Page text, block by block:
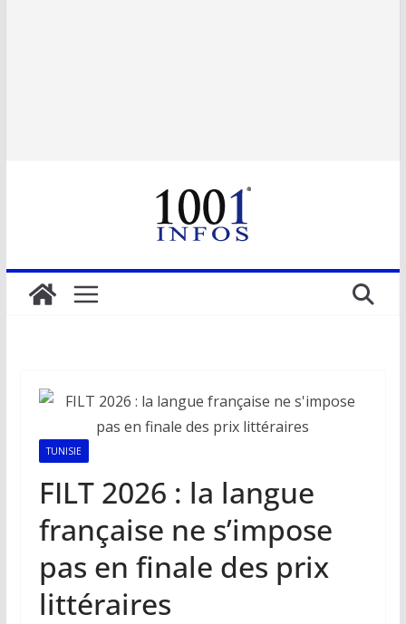
TUNISIE
FILT 2026 : la langue
française ne s’impose
pas en finale des prix
littéraires